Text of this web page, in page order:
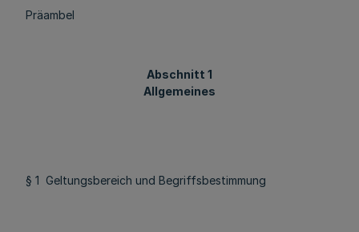
Präambel
Abschnitt 1
Allgemeines
§ 1 Geltungsbereich und Begriffsbestimmung